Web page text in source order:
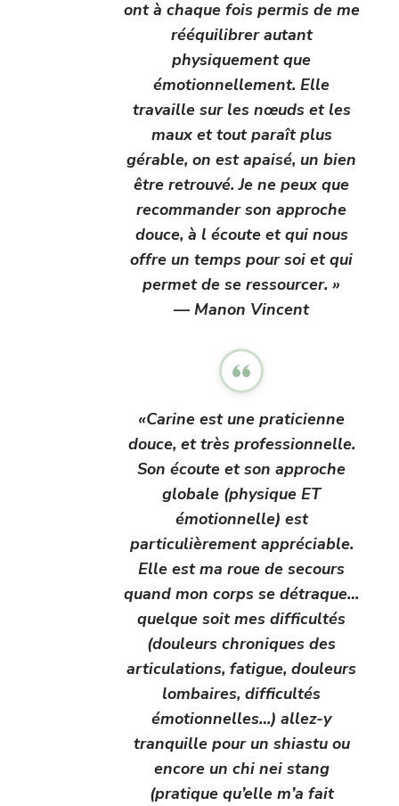
ont à chaque fois permis de me
rééquilibrer autant
physiquement que
émotionnellement. Elle
travaille sur les nœuds et les
maux et tout paraît plus
gérable, on est apaisé, un bien
être retrouvé. Je ne peux que
recommander son approche
douce, à l écoute et qui nous
offre un temps pour soi et qui
permet de se ressourcer. »
— Manon Vincent
«Carine est une praticienne
douce, et très professionnelle.
Son écoute et son approche
globale (physique ET
émotionnelle) est
particulièrement appréciable.
Elle est ma roue de secours
quand mon corps se détraque…
quelque soit mes difficultés
(douleurs chroniques des
articulations, fatigue, douleurs
lombaires, difficultés
émotionnelles…) allez-y
tranquille pour un shiastu ou
encore un chi nei stang
(pratique qu’elle m’a fait